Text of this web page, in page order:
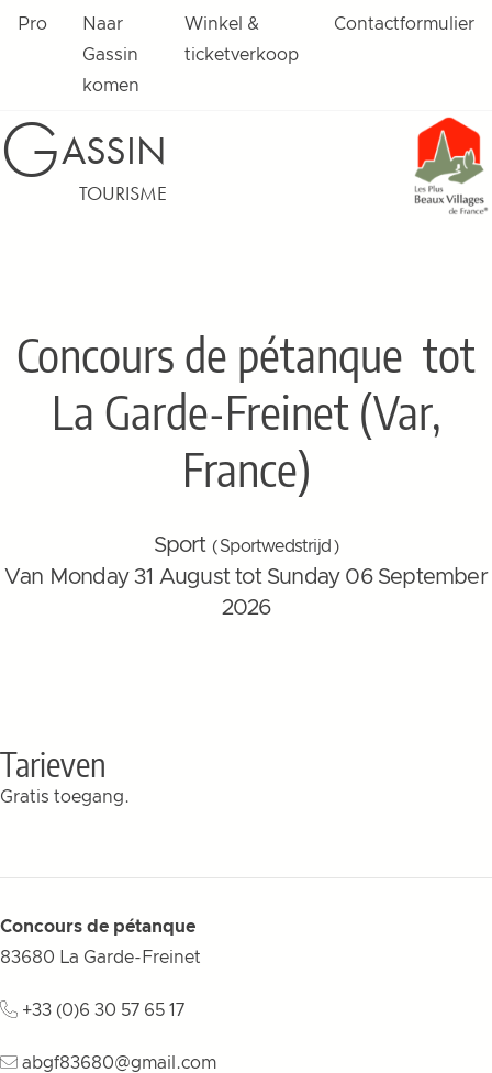
Pro
Naar
Gassin
komen
Winkel &
ticketverkoop
Contactformulier
GASSIN
TOURISME
Concours de pétanque tot
La Garde-Freinet (Var,
France)
Sport ( Sportwedstrijd )
Van Monday 31 August tot Sunday 06 September
2026
Tarieven
Gratis toegang.
Concours de pétanque
83680 La Garde-Freinet
+33 (0)6 30 57 65 17
abgf83680@gmail.com